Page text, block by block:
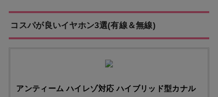
コスパが良いイヤホン3選(有線＆無線)
アンティーム ハイレゾ対応 ハイブリッド型カナル